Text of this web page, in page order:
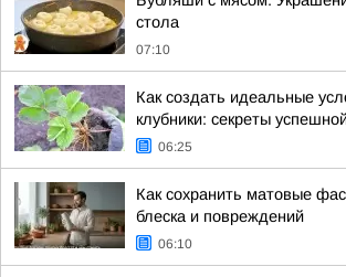
стола
07:10
Как создать идеальные
клубники: секреты
06:25
Как сохранить матовые
блеска и повреждений
06:10